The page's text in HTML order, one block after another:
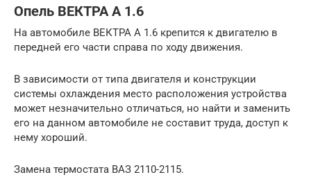
Опель ВЕКТРА А 1.6
На автомобиле ВЕКТРА А 1.6 крепится к двигателю в
передней его части справа по ходу движения.
В зависимости от типа двигателя и конструкции
системы охлаждения место расположения устройства
может незначительно отличаться, но найти и заменить
его на данном автомобиле не составит труда, доступ к
нему хороший.
Замена термостата ВАЗ 2110-2115.